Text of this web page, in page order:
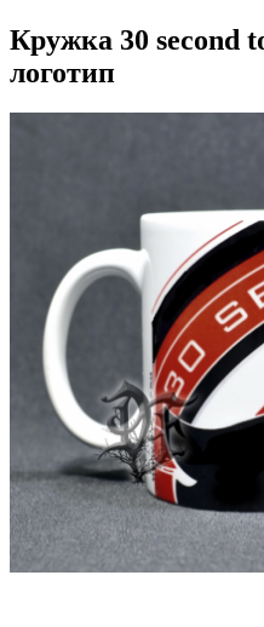
Кружка 30 second
логотип